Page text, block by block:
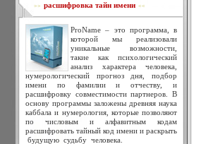
>> расшифровка тайн имени <<
ProName – это программа, в
которой мы реализовали
уникальные возможности,
такие как психологический
анализ характера человека,
нумерологический прогноз дня, подбор
имени по фамилии и отчеству, и
расшифровку совместимости партнеров. В
основу программы заложены древняя наука
каббала и нумерология, которые позволяют
по числовым и алфавитным кодам
расшифровать тайный код имени и раскрыть
будущую судьбу человека.